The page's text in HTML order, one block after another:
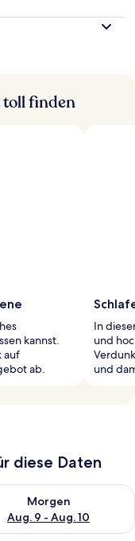
finden
kannst.
auf
ab.
In
und
und
diese Daten
Aug. 8 - Aug. 9.
Morgen
Aug. 9 - Aug. 10
die Verfügbarkeit